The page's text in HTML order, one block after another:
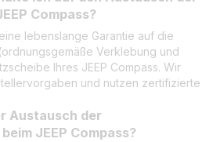
Compass?
lebenslange Garantie auf die
Verklebung und
Ihres JEEP Compass. Wir
und nutzen zertifizierte
Austausch der
JEEP Compass?